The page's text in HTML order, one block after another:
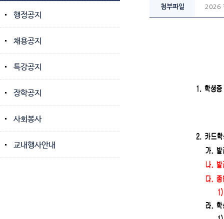
행정공지
채용공지
특강공지
장학공지
사회봉사
교내행사안내
첨부파일 2026